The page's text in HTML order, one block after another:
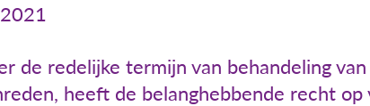
de redelijke termijn van behandeling
heeft de belanghebbende recht